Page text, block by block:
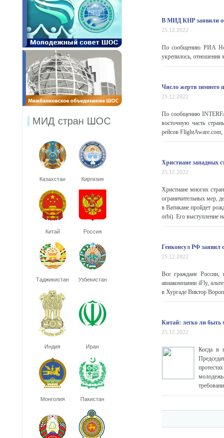
МИД стран ШОС
Казахстан Киргизия
Китай Россия
Таджикистан Узбекистан
Индия Иран
Монголия Пакистан
В МИД КНР заявили об
25.12.2022
По сообщению РИА
укрепилось,
Число жертв
25.12.2022
По сообщению
восточную часть
рейсов
Христиане западных
25.12.2022
Христиане многих
ограничительных мер,
в Ватикане пройдет
orbi). Его выступление
Генконсул РФ заявил
25.12.2022
Все граждане России,
авиакомпании iFly,
в Хургаде Виктор
Китай: легко ли быть
25.12.2022
Когда в